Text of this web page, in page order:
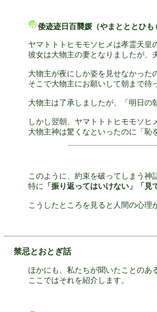
倭迹迹日百襲媛（やまとととひも
ヤマトトトヒモモソヒメは孝霊天皇
彼女は大物主の妻となりましたが、
大物主が夜にしか姿を見せなかった
そこで大物主にお願いして朝まで待
大物主は了承しましたが、「明日の
しかし翌朝、ヤマトトトヒモモソヒ
大物主神は驚くなといったのに「恥
このように、約束を破ってしまう神
特に
「振り返ってはいけない」「見
こうしたところを見ると人間の心
禁忌とおとぎ話
ほかにも、私たちが聞いたことのあ
ここではそれを紹介します。